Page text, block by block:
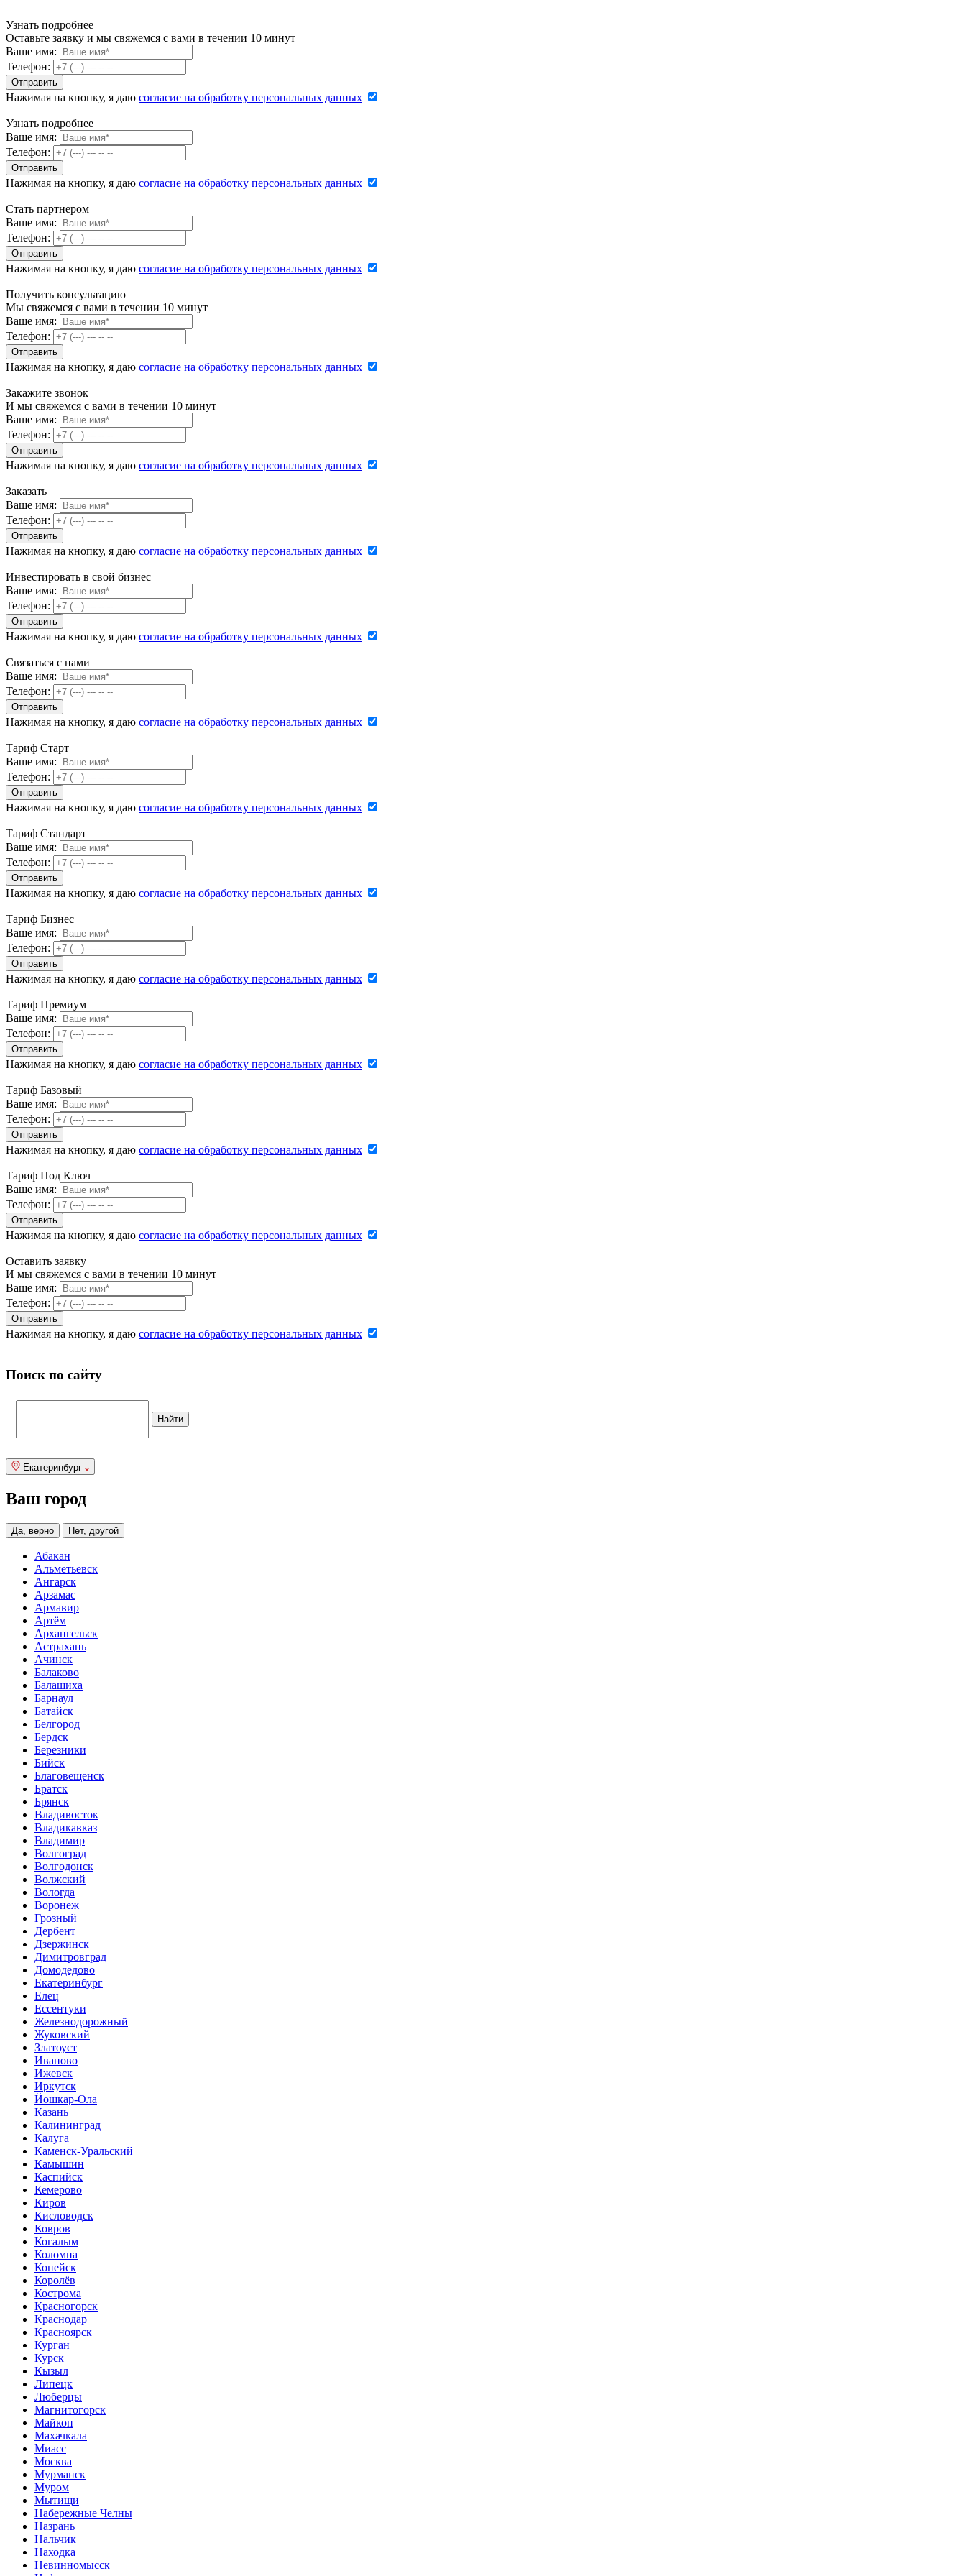
Узнать подробнее
Оставьте заявку и мы свяжемся с вами в течении 10 минут
Ваше имя:
Телефон:
Нажимая на кнопку, я даю согласие на обработку персональных данных
Узнать подробнее
Ваше имя:
Телефон:
Нажимая на кнопку, я даю согласие на обработку персональных данных
Стать партнером
Ваше имя:
Телефон:
Нажимая на кнопку, я даю согласие на обработку персональных данных
Получить консультацию
Мы свяжемся с вами в течении 10 минут
Ваше имя:
Телефон:
Нажимая на кнопку, я даю согласие на обработку персональных данных
Закажите звонок
И мы свяжемся с вами в течении 10 минут
Ваше имя:
Телефон:
Нажимая на кнопку, я даю согласие на обработку персональных данных
Заказать
Ваше имя:
Телефон:
Нажимая на кнопку, я даю согласие на обработку персональных данных
Инвестировать в свой бизнес
Ваше имя:
Телефон:
Нажимая на кнопку, я даю согласие на обработку персональных данных
Связаться с нами
Ваше имя:
Телефон:
Нажимая на кнопку, я даю согласие на обработку персональных данных
Тариф Старт
Ваше имя:
Телефон:
Нажимая на кнопку, я даю согласие на обработку персональных данных
Тариф Стандарт
Ваше имя:
Телефон:
Нажимая на кнопку, я даю согласие на обработку персональных данных
Тариф Бизнес
Ваше имя:
Телефон:
Нажимая на кнопку, я даю согласие на обработку персональных данных
Тариф Премиум
Ваше имя:
Телефон:
Нажимая на кнопку, я даю согласие на обработку персональных данных
Тариф Базовый
Ваше имя:
Телефон:
Нажимая на кнопку, я даю согласие на обработку персональных данных
Тариф Под Ключ
Ваше имя:
Телефон:
Нажимая на кнопку, я даю согласие на обработку персональных данных
Оставить заявку
И мы свяжемся с вами в течении 10 минут
Ваше имя:
Телефон:
Нажимая на кнопку, я даю согласие на обработку персональных данных
Поиск по сайту
Екатеринбург
Ваш город
Да, верно Нет, другой
Абакан
Альметьевск
Ангарск
Арзамас
Армавир
Артём
Архангельск
Астрахань
Ачинск
Балаково
Балашиха
Барнаул
Батайск
Белгород
Бердск
Березники
Бийск
Благовещенск
Братск
Брянск
Владивосток
Владикавказ
Владимир
Волгоград
Волгодонск
Волжский
Вологда
Воронеж
Грозный
Дербент
Дзержинск
Димитровград
Домодедово
Екатеринбург
Елец
Ессентуки
Железнодорожный
Жуковский
Златоуст
Иваново
Ижевск
Иркутск
Йошкар-Ола
Казань
Калининград
Калуга
Каменск-Уральский
Камышин
Каспийск
Кемерово
Киров
Кисловодск
Ковров
Когалым
Коломна
Копейск
Королёв
Кострома
Красногорск
Краснодар
Красноярск
Курган
Курск
Кызыл
Липецк
Люберцы
Магнитогорск
Майкоп
Махачкала
Миасс
Москва
Мурманск
Муром
Мытищи
Набережные Челны
Назрань
Нальчик
Находка
Невинномысск